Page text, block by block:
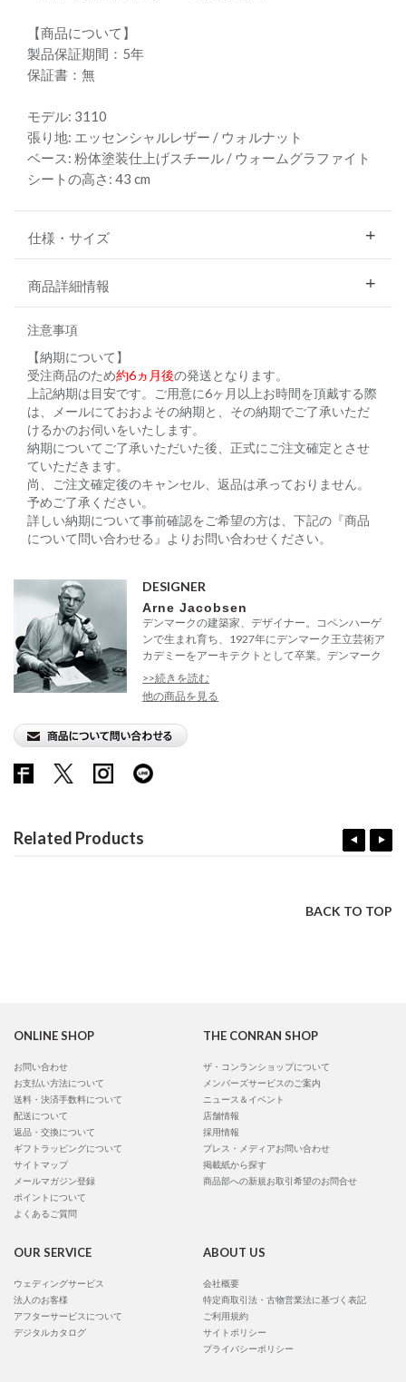
【商品について】
製品保証期間：5年
保証書：無
モデル: 3110
張り地: エッセンシャルレザー / ウォルナット
ベース: 粉体塗装仕上げスチール / ウォームグラファイト
シートの高さ: 43 cm
仕様・サイズ
商品詳細情報
注意事項
【納期について】
受注商品のため約6ヵ月後の発送となります。
上記納期は目安です。ご用意に6ヶ月以上お時間を頂戴する際
は、メールにておおよその納期と、その納期でご了承いただ
けるかのお伺いをいたします。
納期についてご了承いただいた後、正式にご注文確定とさせ
ていただきます。
尚、ご注文確定後のキャンセル、返品は承っておりません。
予めご了承ください。
詳しい納期について事前確認をご希望の方は、下記の『商品
について問い合わせる』よりお問い合わせください。
DESIGNER
Arne Jacobsen
デンマークの建築家、デザイナー。コペンハーゲ
ンで生まれ育ち、1927年にデンマーク王立芸術ア
カデミーをアーキテクトとして卒業。デンマーク
内...
>>続きを読む
他の商品を見る
Related Products
BACK TO TOP
ONLINE SHOP
お問い合わせ
お支払い方法について
送料・決済手数料について
配送について
返品・交換について
ギフトラッピングについて
サイトマップ
メールマガジン登録
ポイントについて
よくあるご質問
THE CONRAN SHOP
ザ・コンランショップについて
メンバーズサービスのご案内
ニュース＆イベント
店舗情報
採用情報
プレス・メディアお問い合わせ
掲載紙から探す
商品部への新規お取引希望のお問合せ
OUR SERVICE
ウェディングサービス
法人のお客様
アフターサービスについて
デジタルカタログ
ABOUT US
会社概要
特定商取引法・古物営業法に基づく表記
ご利用規約
サイトポリシー
プライバシーポリシー